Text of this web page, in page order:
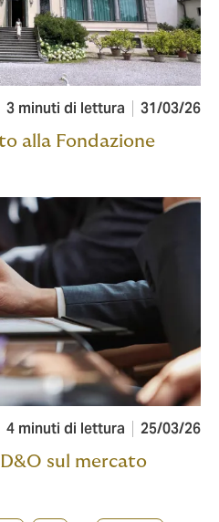
3 minuti di lettura 31/03/26
alla Fondazione
4 minuti di lettura 25/03/26
sul mercato